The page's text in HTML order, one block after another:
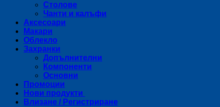
Столове
Чанти и калъфи
Аксесоари
Макари
Облекло
Захранки
Допълнителни
Компоненти
Основни
Промоции
Нови продукти
Влизане / Регистриране